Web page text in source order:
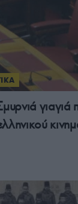
γιαγιά